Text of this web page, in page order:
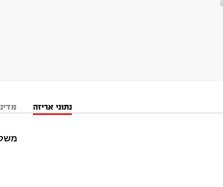
נתוני אריזה